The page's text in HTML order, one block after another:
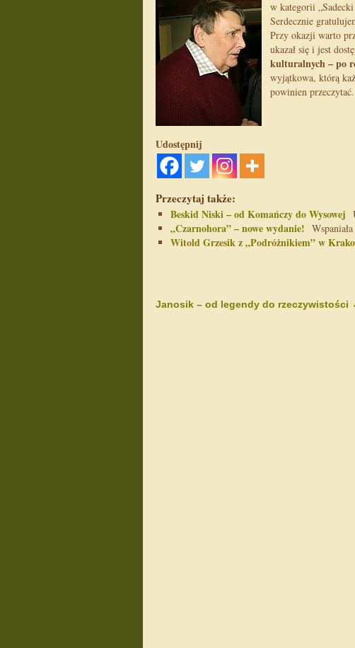
w kategorii
Serdecznie
Przy okazji warto
ukazał się i jest
kulturalnych – po
wyjątkowa, którą
powinien przeczytać.
Udostępnij
Przeczytaj także:
Beskid Niski – od Komańczy do Wysowej
„Czarnohora” – nowe wydanie!
Witold Grzesik z „Podróżnikiem” w
Janosik – od legendy do rzeczywistości